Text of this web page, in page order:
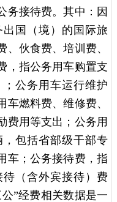
务接待费。其中：因
国（境）的国际旅
伙食费、培训费、
，指公务用车购置支
公务用车运行维护
燃料费、维修费、
费用等支出；公务用
包括省部级干部专
车；公务接待费，指
（含外宾接待）费
”经费相关数据是一